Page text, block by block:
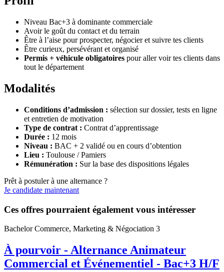
Niveau Bac+3 à dominante commerciale
Avoir le goût du contact et du terrain
Être à l’aise pour prospecter, négocier et suivre tes clients
Être curieux, persévérant et organisé
Permis + véhicule obligatoires pour aller voir tes clients dans
tout le département
Modalités
Conditions d’admission : sélection sur dossier, tests en ligne
et entretien de motivation
Type de contrat : Contrat d’apprentissage
Durée : 12 mois
Niveau : BAC + 2 validé ou en cours d’obtention
Lieu : Toulouse / Pamiers
Rémunération : Sur la base des dispositions légales
Prêt à postuler à une alternance ?
Je candidate maintenant
Ces offres pourraient également vous intéresser
Bachelor Commerce, Marketing & Négociation 3
À pourvoir - Alternance Animateur
Commercial et Événementiel - Bac+3 H/F